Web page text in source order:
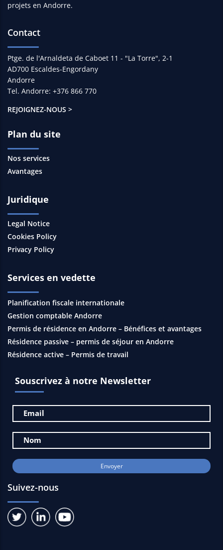
projets en Andorre.
Contact
Ptge. de l'Arnaldeta de Caboet 11 - "La Torre", 2-1
AD700 Escaldes-Engordany
Andorre
Tel. Andorre: +376 866 770
REJOIGNEZ-NOUS >
Plan du site
Nos services
Avantages
Juridique
Legal Notice
Cookies Policy
Privacy Policy
Services en vedette
Planification fiscale internationale
Gestion comptable Andorre
Permis de résidence en Andorre – Bénéfices et avantages
Résidence passive – permis de séjour en Andorre
Résidence active – Permis de travail
Souscrivez à notre Newsletter
Suivez-nous